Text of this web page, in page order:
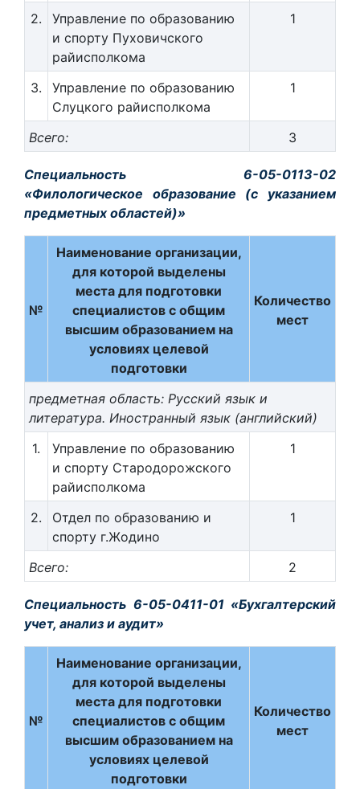
2.
Управление по образованию
и спорту Пуховичского
райисполкома
1
3.
Управление по образованию
Слуцкого райисполкома
1
Всего: 3
Специальность 6-05-0113-02
«Филологическое образование (с указанием
предметных областей)»
№
Наименование организации,
для которой выделены
места для подготовки
специалистов с общим
высшим образованием на
условиях целевой
подготовки
Количество
мест
предметная область: Русский язык и
литература. Иностранный язык (английский)
1.
Управление по образованию
и спорту Стародорожского
райисполкома
1
2.
Отдел по образованию и
спорту г.Жодино
1
Всего: 2
Специальность 6-05-0411-01 «Бухгалтерский
учет, анализ и аудит»
№
Наименование организации,
для которой выделены
места для подготовки
специалистов с общим
высшим образованием на
условиях целевой
подготовки
Количество
мест